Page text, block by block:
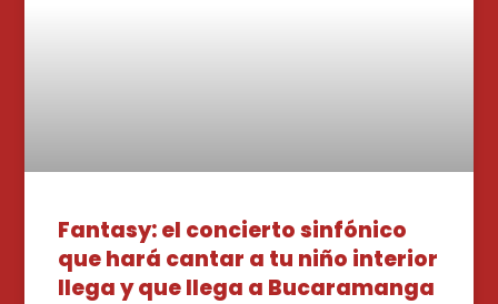
Fantasy: el concierto sinfónico
que hará cantar a tu niño interior
llega y que llega a Bucaramanga